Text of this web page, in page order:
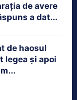
de avere
a dat...
de haosul
legea și apoi